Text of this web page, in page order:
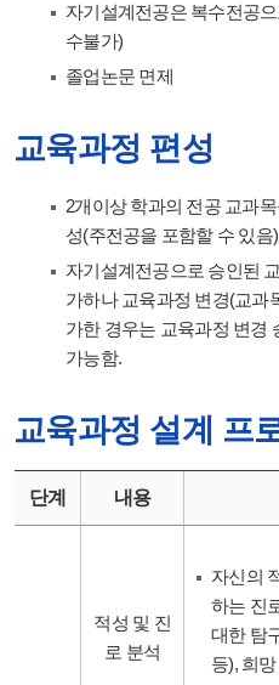
자기설계전공은 복수전공
수불가)
졸업논문 면제
교육과정 편성
2개이상 학과의 전공 교과
성(주전공을 포함할 수 있음)
자기설계전공으로 승인된
가하나 교육과정 변경(교과
가한 경우는 교육과정 변경
가능함.
교육과정 설계 프
단계 내용
적성 및 진
로 분석
자신의
하는 진
대한 탐
등), 희